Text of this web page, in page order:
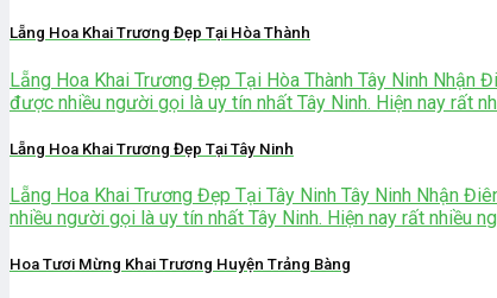
Lẵng Hoa Khai Trương Đẹp Tại Hòa Thành
Lẵng Hoa Khai Trương Đẹp Tại Hòa Thành Tây Ninh
được nhiều người gọi là uy tín nhất Tây Ninh. Hiện nay rất
Lẵng Hoa Khai Trương Đẹp Tại Tây Ninh
Lẵng Hoa Khai Trương Đẹp Tại Tây Ninh Tây Ninh Nhận
nhiều người gọi là uy tín nhất Tây Ninh. Hiện nay rất nhiều
Hoa Tươi Mừng Khai Trương Huyện Trảng Bàng